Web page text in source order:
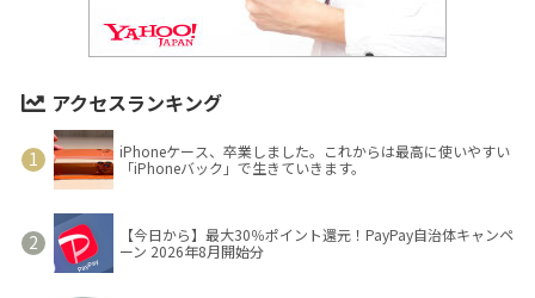
アクセスランキング
iPhoneケース、卒業しました。これからは最高に使いやすい
「iPhoneバック」で生きていきます。
【今日から】最大30％ポイント還元！PayPay自治体キャンペ
ーン 2026年8月開始分